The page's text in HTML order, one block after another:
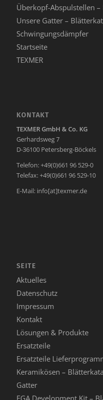
Überkopf-Abspulstellen
Unsere Gatter –
Schwingungsdämpfer
Startseite
TEXMER
KONTAKT
TEXMER GmbH & Co. KG
Gerhardsweg 7
D-36100 Petersberg-Böckels
Telefon: +49(0)661 96 529-0
Telefax: +49(0)661 96 529-10
E-Mail: info[at]texmer.de
SEITE
Aktuelles
Datenschutz
Impressum
Kontakt
Lösungen & Produkte
Ersatzteile
Ersatzteile
Keramikösen –
Gatter
EGA Development Kit –